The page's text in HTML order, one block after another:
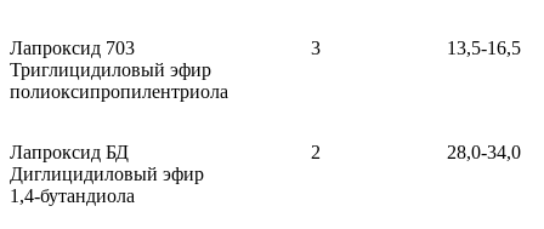
Лапроксид 703
Триглицидиловый эфир
полиоксипропилентриола
3 13,5-16,5
Лапроксид БД
Диглицидиловый эфир
1,4-бутандиола
2 28,0-34,0